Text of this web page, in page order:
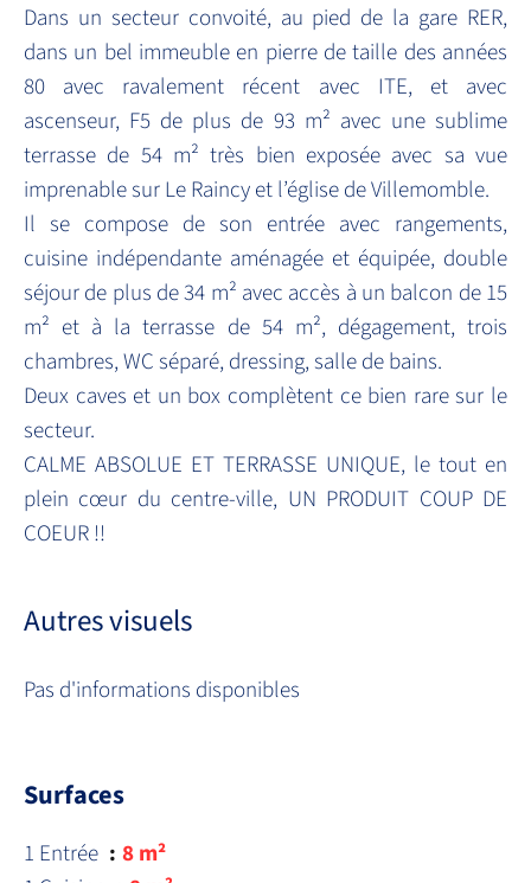
Dans un secteur convoité, au pied de la gare RER,
dans un bel immeuble en pierre de taille des années
80 avec ravalement récent avec ITE, et avec
ascenseur, F5 de plus de 93 m² avec une sublime
terrasse de 54 m² très bien exposée avec sa vue
imprenable sur Le Raincy et l’église de Villemomble.
Il se compose de son entrée avec rangements,
cuisine indépendante aménagée et équipée, double
séjour de plus de 34 m² avec accès à un balcon de 15
m² et à la terrasse de 54 m², dégagement, trois
chambres, WC séparé, dressing, salle de bains.
Deux caves et un box complètent ce bien rare sur le
secteur.
CALME ABSOLUE ET TERRASSE UNIQUE, le tout en
plein cœur du centre-ville, UN PRODUIT COUP DE
COEUR !!
Autres visuels
Pas d'informations disponibles
Surfaces
1 Entrée
8 m²